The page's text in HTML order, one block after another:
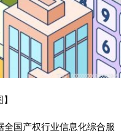
全国产权行业信息化综合服